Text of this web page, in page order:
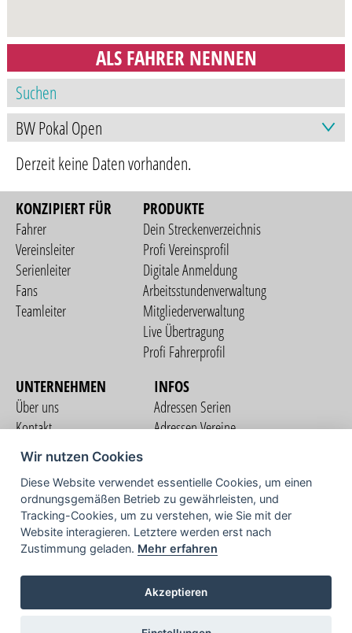
ALS FAHRER NENNEN
Derzeit keine Daten vorhanden.
KONZIPIERT FÜR
Fahrer
Vereinsleiter
Serienleiter
Fans
Teamleiter
PRODUKTE
Dein Streckenverzeichnis
Profi Vereinsprofil
Digitale Anmeldung
Arbeitsstundenverwaltung
Mitgliederverwaltung
Live Übertragung
Profi Fahrerprofil
UNTERNEHMEN
Über uns
Kontakt
Nutzungsbedingungen
Datenschutzerklärung
Impressum
INFOS
Adressen Serien
Adressen Vereine
COMMUNITY
TV
Wir nutzen Cookies
Diese Website verwendet essentielle Cookies, um einen
ordnungsgemäßen Betrieb zu gewährleisten, und
Tracking-Cookies, um zu verstehen, wie Sie mit der
Website interagieren. Letztere werden erst nach
Zustimmung geladen. Mehr erfahren
Akzeptieren